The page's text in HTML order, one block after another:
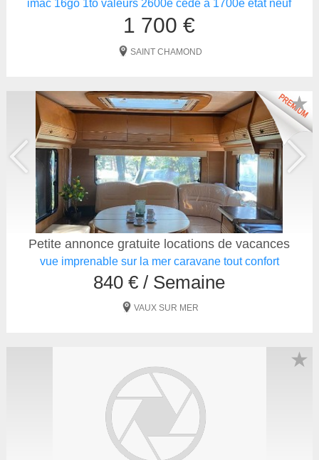
imac 16go 1to valeurs 2600e cédé à 1700e état neuf
1 700 €
SAINT CHAMOND
Petite annonce gratuite locations de vacances
vue imprenable sur la mer caravane tout confort
840 € / Semaine
VAUX SUR MER
★
★